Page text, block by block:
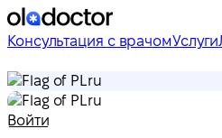
Консультация с врачомУслуги
ru
ru
Войти